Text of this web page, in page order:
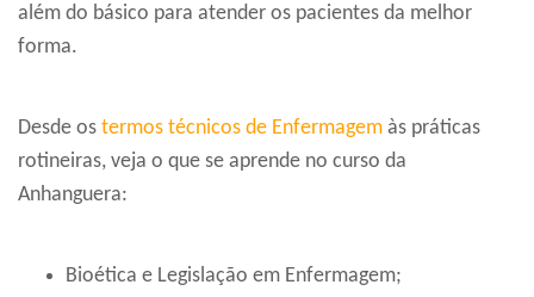
além do básico para atender os pacientes da melhor
forma.
Desde os termos técnicos de Enfermagem às práticas
rotineiras, veja o que se aprende no curso da
Anhanguera:
Bioética e Legislação em Enfermagem;